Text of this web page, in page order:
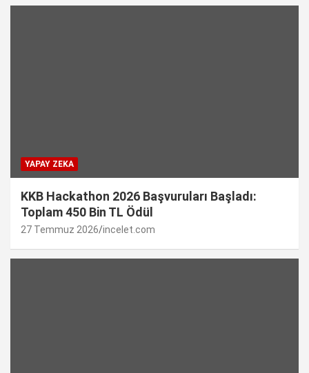
YAPAY ZEKA
KKB Hackathon 2026 Başvuruları Başladı:
Toplam 450 Bin TL Ödül
27 Temmuz 2026 incelet.com